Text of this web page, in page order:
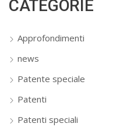
CATEGORIE
Approfondimenti
news
Patente speciale
Patenti
Patenti speciali